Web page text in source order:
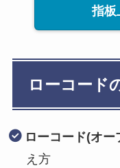
指板
ローコード
ローコード(オー
え方